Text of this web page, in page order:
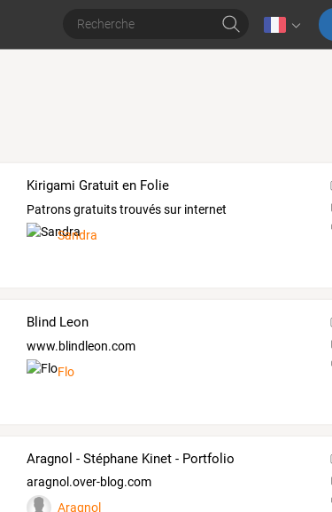
Kirigami Gratuit en Folie
Patrons gratuits trouvés sur internet
Sandra
Blind Leon
www.blindleon.com
Flo
Aragnol - Stéphane Kinet - Portfolio
aragnol.over-blog.com
Aragnol